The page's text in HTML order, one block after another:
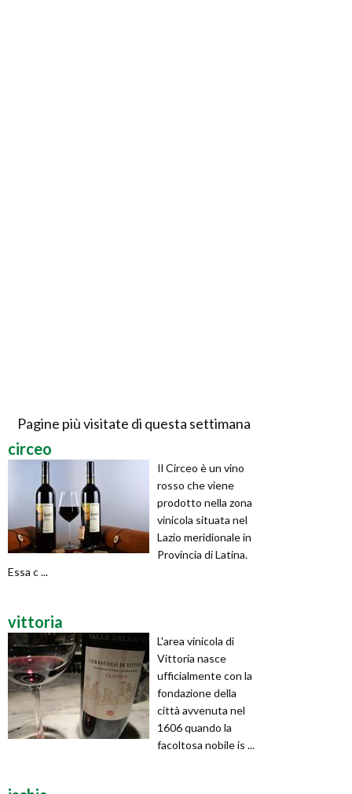
Pagine più visitate di questa settimana
circeo
Il Circeo è un vino
rosso che viene
prodotto nella zona
vinicola situata nel
Lazio meridionale in
Provincia di Latina.
Essa c ...
vittoria
L'area vinicola di
Vittoria nasce
ufficialmente con la
fondazione della
città avvenuta nel
1606 quando la
facoltosa nobile is ...